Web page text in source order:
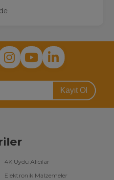
Kayıt Ol
4K Uydu Alıcılar
Elektronik Malzemeler